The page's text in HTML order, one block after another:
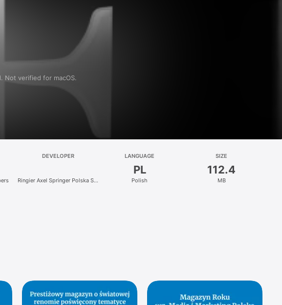
Not verified for macOS.
DEVELOPER
Ringier Axel Springer Polska Sp.
LANGUAGE
PL
Polish
SIZE
112.4
MB